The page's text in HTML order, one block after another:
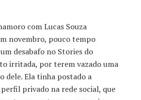
com Lucas Souza
novembro, pouco tempo
desabafo no Stories do
irritada, por terem vazado uma
dele. Ela tinha postado a
privado na rede social, que